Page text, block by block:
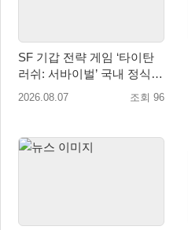
SF 기갑 전략 게임 ‘타이탄
러쉬: 서바이벌’ 국내 정식
출시
2026.08.07 조회 96